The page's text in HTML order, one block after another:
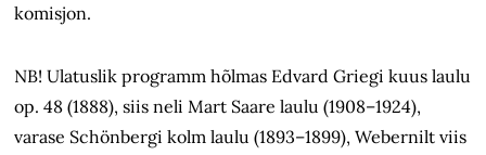
komisjon.
NB! Ulatuslik programm hõlmas Edvard Griegi kuus laulu
op. 48 (1888), siis neli Mart Saare laulu (1908–1924),
varase Schönbergi kolm laulu (1893–1899), Webernilt viis